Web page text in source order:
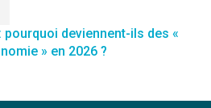
pourquoi deviennent-ils des «
» en 2026 ?